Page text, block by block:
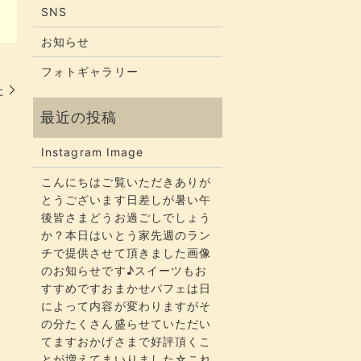
SNS
お知らせ
フォトギャラリー
Instagram Image
こんにちはご覧いただきありが
とうございます​​​日差しが暑い午
後皆さまどうお過ごしでしょう
か？​​​本日はいとう家先週のラン
チで提供させて頂きました画像
のお知らせです♪スイーツもお
すすめですおまかせパフェは日
によって内容が変わりますがそ
の分たくさん盛らせていただい
てます​​​おかげさまで好評頂くこ